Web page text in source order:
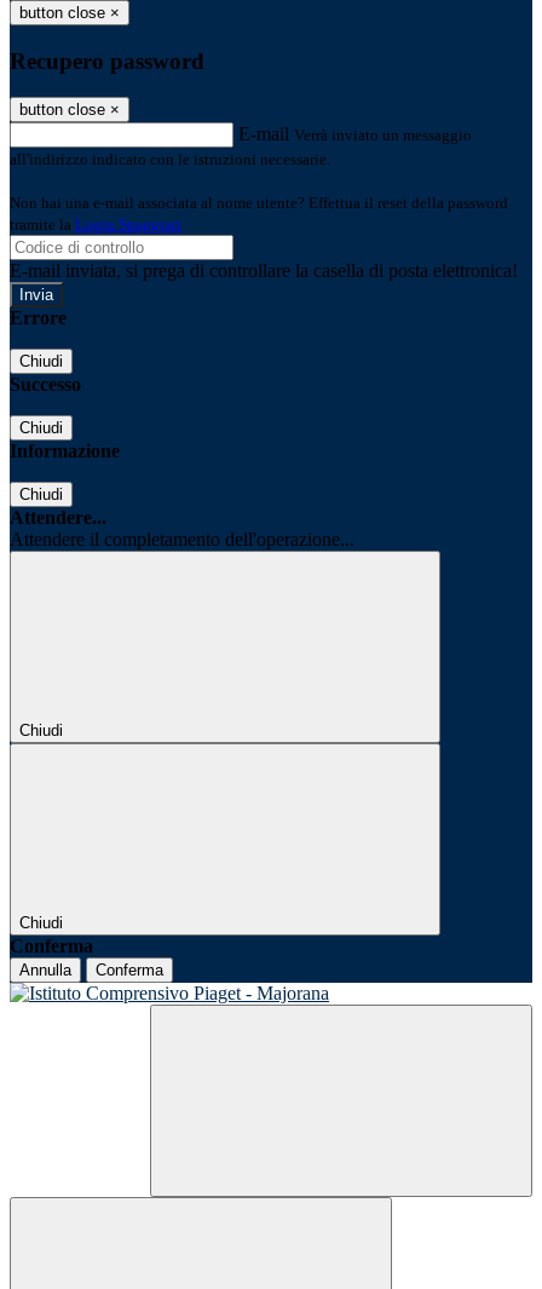
button close ×
Recupero password
button close ×
E-mail Verrà inviato un messaggio
all'indirizzo indicato con le istruzioni necessarie.
Non hai una e-mail associata al nome utente? Effettua il reset della password
tramite la Login Spaggiari
E-mail inviata, si prega di controllare la casella di posta elettronica!
Errore
Chiudi
Successo
Chiudi
Informazione
Chiudi
Attendere...
Attendere il completamento dell'operazione...
Chiudi
Chiudi
Conferma
Annulla Conferma